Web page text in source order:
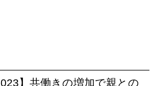
】共働きの増加で親との